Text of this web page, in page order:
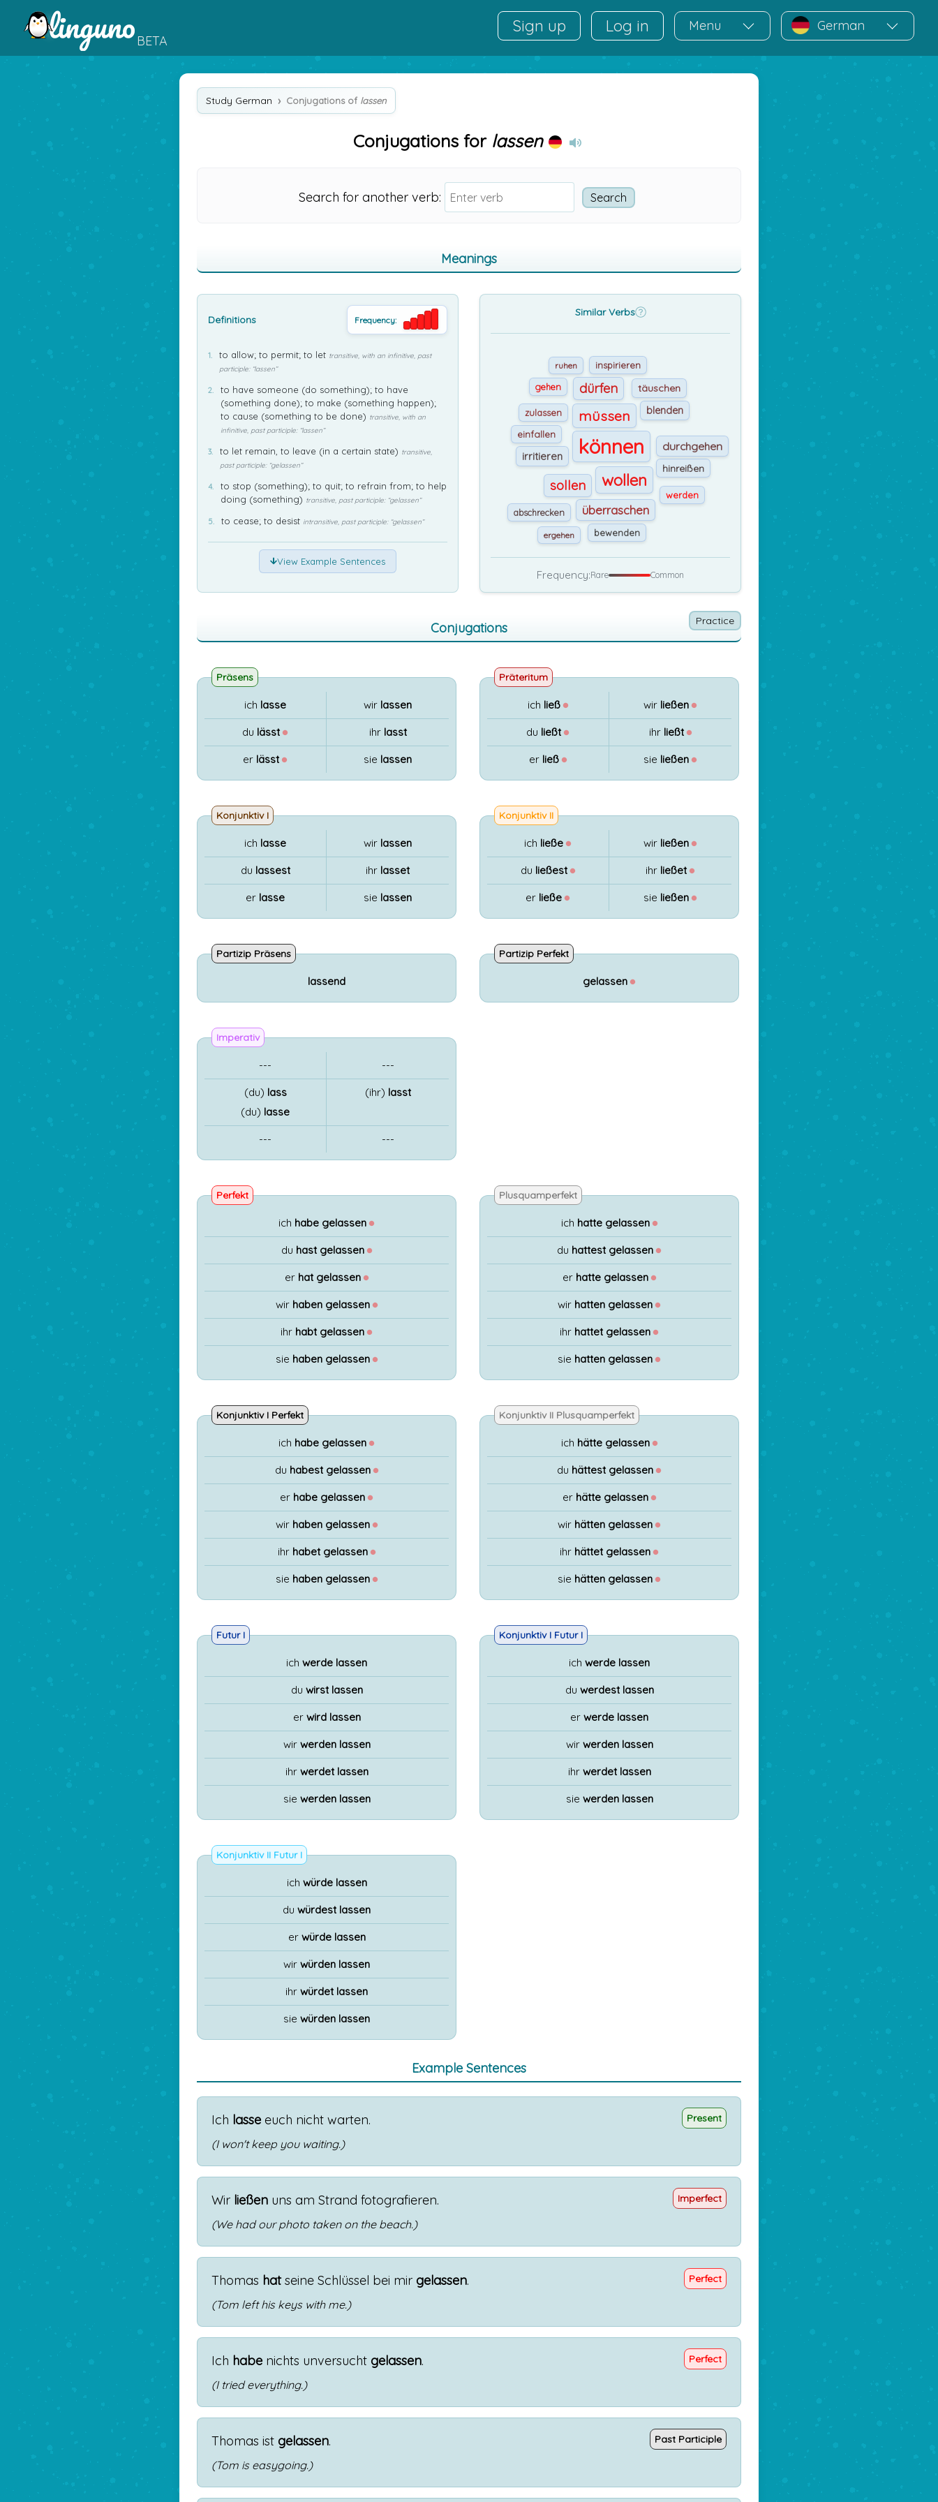
BETA
Sign up Log in Menu German
Study German Conjugations of lassen
Conjugations for lassen
Search for another verb:
Meanings
Definitions Frequency:
to allow; to permit; to let transitive, with an infinitive, past
participle: “lassen”
to have someone (do something); to have
(something done); to make (something happen);
to cause (something to be done) transitive, with an
infinitive, past participle: “lassen”
to let remain, to leave (in a certain state) transitive,
past participle: “gelassen”
to stop (something); to quit; to refrain from; to help
doing (something) transitive, past participle: “gelassen”
to cease; to desist intransitive, past participle: “gelassen”
View Example Sentences
Similar Verbs
können
wollen
müssen
sollen
dürfen
überraschen
durchgehen
irritieren
blenden
täuschen
hinreißen
einfallen
zulassen
inspirieren
werden
bewenden
gehen
abschrecken
ruhen
ergehen
Frequency:Rare Common
Conjugations Practice
Präsens
ich lasse
du lässt ●
er lässt ●
wir lassen
ihr lasst
sie lassen
Präteritum
ich ließ ●
du ließt ●
er ließ ●
wir ließen ●
ihr ließt ●
sie ließen ●
Konjunktiv I
ich lasse
du lassest
er lasse
wir lassen
ihr lasset
sie lassen
Konjunktiv II
ich ließe ●
du ließest ●
er ließe ●
wir ließen ●
ihr ließet ●
sie ließen ●
Partizip Präsens
lassend
Partizip Perfekt
gelassen ●
Imperativ
---
(du) lass
(du) lasse
---
---
(ihr) lasst
---
Perfekt
ich habe gelassen ●
du hast gelassen ●
er hat gelassen ●
wir haben gelassen ●
ihr habt gelassen ●
sie haben gelassen ●
Plusquamperfekt
ich hatte gelassen ●
du hattest gelassen ●
er hatte gelassen ●
wir hatten gelassen ●
ihr hattet gelassen ●
sie hatten gelassen ●
Konjunktiv I Perfekt
ich habe gelassen ●
du habest gelassen ●
er habe gelassen ●
wir haben gelassen ●
ihr habet gelassen ●
sie haben gelassen ●
Konjunktiv II Plusquamperfekt
ich hätte gelassen ●
du hättest gelassen ●
er hätte gelassen ●
wir hätten gelassen ●
ihr hättet gelassen ●
sie hätten gelassen ●
Futur I
ich werde lassen
du wirst lassen
er wird lassen
wir werden lassen
ihr werdet lassen
sie werden lassen
Konjunktiv I Futur I
ich werde lassen
du werdest lassen
er werde lassen
wir werden lassen
ihr werdet lassen
sie werden lassen
Konjunktiv II Futur I
ich würde lassen
du würdest lassen
er würde lassen
wir würden lassen
ihr würdet lassen
sie würden lassen
Example Sentences
Ich lasse euch nicht warten.
(I won't keep you waiting.)
Present
Wir ließen uns am Strand fotografieren.
(We had our photo taken on the beach.)
Imperfect
Thomas hat seine Schlüssel bei mir gelassen.
(Tom left his keys with me.)
Perfect
Ich habe nichts unversucht gelassen.
(I tried everything.)
Perfect
Thomas ist gelassen.
(Tom is easygoing.)
Past Participle